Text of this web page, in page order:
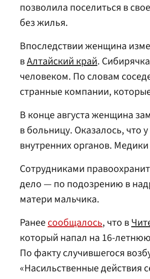
позволила поселиться в
без жилья.
Впоследствии женщина
вАлтайский край.
человеком. По словам
странные компании,
В конце августа женщина
в больницу. Оказалось, что
внутренних органов.
Сотрудниками
дело — по подозрению в
матери мальчика.
Ранеесообщалось, что в
который напал на 16-
По факту случившегося
«Насильственные действия